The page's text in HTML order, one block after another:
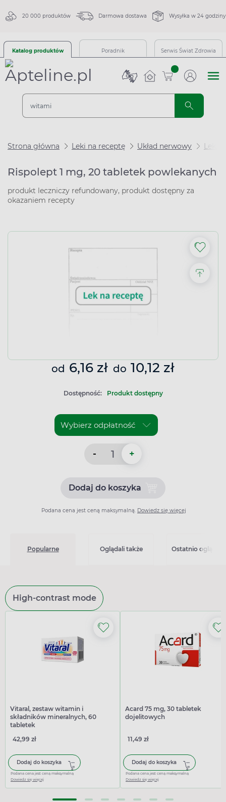
20 000 produktów Darmowa dostawa Wysyłka w 24 godziny
Katalog produktów Poradnik Serwis Świat Zdrowia
sztuk
Strona główna Leki na receptę Układ nerwowy Leki
Rispolept 1 mg, 20 tabletek powlekanych
produkt leczniczy refundowany, produkt dostępny za
okazaniem recepty
od 6,16 zł do 10,12 zł
Dostępność: Produkt dostępny
- +
Dodaj do koszykaDodaj do koszyka
Podana cena jest ceną maksymalną. Dowiedz się więcej
Popularne Oglądali także Ostatnio
High-contrast mode
Vitaral, zestaw witamin i
składników mineralnych, 60
tabletek
42,99 zł
Dodaj do koszyka
Podana cena jest ceną maksymalną
Dowiedz się więcej
Acard 75 mg, 30 tabletek
dojelitowych
11,49 zł
Dodaj do koszyka
Podana cena jest ceną maksymalną
Dowiedz się więcej